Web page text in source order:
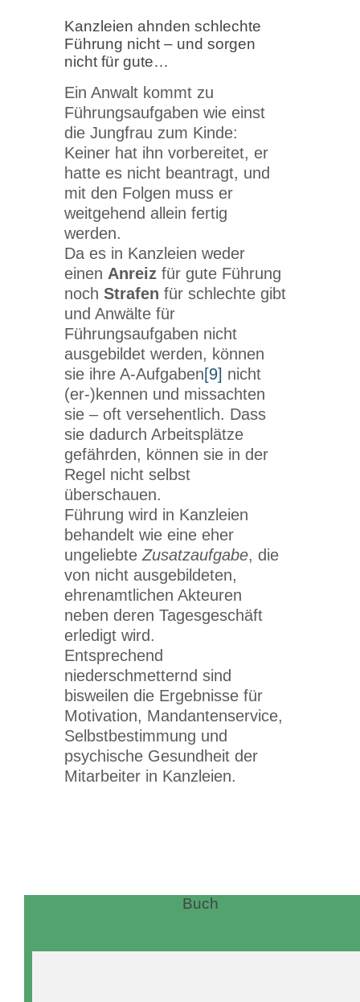
Kanzleien ahnden schlechte
Führung nicht – und sorgen
nicht für gute…
Ein Anwalt kommt zu
Führungsaufgaben wie einst
die Jungfrau zum Kinde:
Keiner hat ihn vorbereitet, er
hatte es nicht beantragt, und
mit den Folgen muss er
weitgehend allein fertig
werden.
Da es in Kanzleien weder
einen Anreiz für gute Führung
noch Strafen für schlechte gibt
und Anwälte für
Führungsaufgaben nicht
ausgebildet werden, können
sie ihre A-Aufgaben[9] nicht
(er-)kennen und missachten
sie – oft versehentlich. Dass
sie dadurch Arbeitsplätze
gefährden, können sie in der
Regel nicht selbst
überschauen.
Führung wird in Kanzleien
behandelt wie eine eher
ungeliebte Zusatzaufgabe, die
von nicht ausgebildeten,
ehrenamtlichen Akteuren
neben deren Tagesgeschäft
erledigt wird.
Entsprechend
niederschmetternd sind
bisweilen die Ergebnisse für
Motivation, Mandantenservice,
Selbstbestimmung und
psychische Gesundheit der
Mitarbeiter in Kanzleien.
Buch